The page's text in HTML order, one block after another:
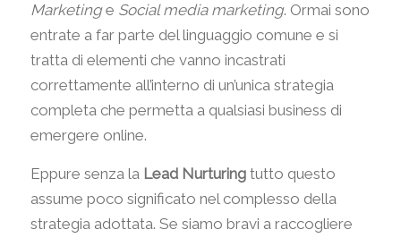
Marketinge Social media marketing. Ormai sono
entrate a far parte del linguaggio comune e si
tratta di elementi che vanno incastrati
correttamente all’interno di un’unica strategia
completa che permetta a qualsiasi business di
emergere online.
Eppure senza la Lead Nurturingtutto questo
assume poco significato nel complesso della
strategia adottata. Se siamo bravi a raccogliere